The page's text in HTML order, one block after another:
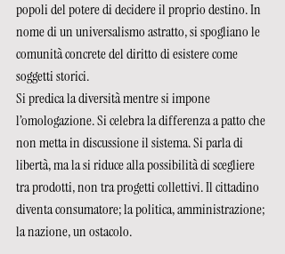
popoli del potere di decidere il proprio destino. In
nome di un universalismo astratto, si spogliano le
comunità concrete del diritto di esistere come
soggetti storici.
Si predica la diversità mentre si impone
l’omologazione. Si celebra la differenza a patto che
non metta in discussione il sistema. Si parla di
libertà, ma la si riduce alla possibilità di scegliere
tra prodotti, non tra progetti collettivi. Il cittadino
diventa consumatore; la politica, amministrazione;
la nazione, un ostacolo.